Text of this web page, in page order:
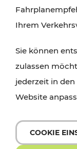
Ihrem
Sie können
zulassen
jederzeit in
Website
COOKIE